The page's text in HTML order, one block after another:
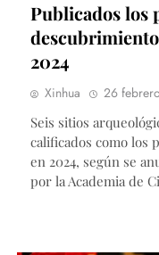
Publicados los
2024
Xinhua 26
Seis sitios
calificados como los
en 2024, según se
por la Academia de